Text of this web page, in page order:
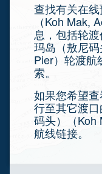
查找有关在线
（Koh Mak,
息，包括轮
玛岛（敖尼
Pier）轮渡航
索。
如果您希望
行至其它渡
码头）（Koh
航线链接。